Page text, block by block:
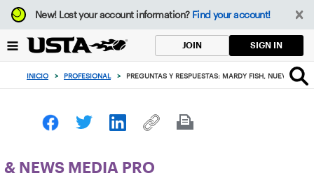
Enfoque
desde
botón
volver
principio
New!Lost your account information? Find your account!
JOIN SIGN IN
INICIO > PROFESIONAL > PREGUNTAS Y RESPUESTAS: MARDY FISH, NUEVO
& NEWS MEDIA PRO